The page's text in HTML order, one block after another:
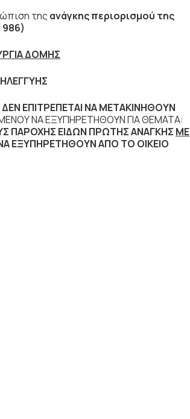
της ανάγκης περιορισμού της
986)
ΔΟΜΗΣ
ΕΠΙΤΡΕΠΕΤΑΙ ΝΑ ΜΕΤΑΚΙΝΗΘΟΥΝ
ΝΑ ΕΞΥΠΗΡΕΤΗΘΟΥΝ ΓΙΑ ΘΕΜΑΤΑ:
ΠΑΡΟΧΗΣ ΕΙΔΩΝ ΠΡΩΤΗΣ ΑΝΑΓΚΗΣ ΜΕ
ΕΞΥΠΗΡΕΤΗΘΟΥΝ ΑΠΟ ΤΟ ΟΙΚΕΙΟ